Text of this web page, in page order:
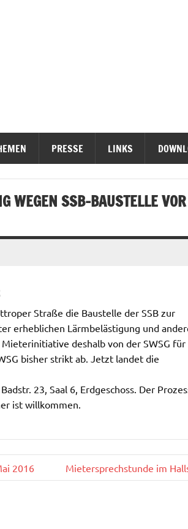
PRESSE LINKS
WEGEN SSB-BAUSTELLE VOR
Straße die Baustelle der SSB zur
erheblichen Lärmbelästigung und
deshalb von der SWSG für
bisher strikt ab. Jetzt landet die
23, Saal 6, Erdgeschoss. Der
ist willkommen.
2016 Mietersprechstunde im